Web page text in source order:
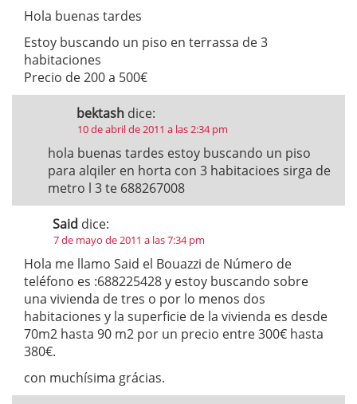
Hola buenas tardes
Estoy buscando un piso en terrassa de 3
habitaciones
Precio de 200 a 500€
bektash dice:
10 de abril de 2011 a las 2:34 pm
hola buenas tardes estoy buscando un piso
para alqiler en horta con 3 habitacioes sirga de
metro l 3 te 688267008
Said dice:
7 de mayo de 2011 a las 7:34 pm
Hola me llamo Said el Bouazzi de Número de
teléfono es :688225428 y estoy buscando sobre
una vivienda de tres o por lo menos dos
habitaciones y la superficie de la vivienda es desde
70m2 hasta 90 m2 por un precio entre 300€ hasta
380€.
con muchísima grácias.